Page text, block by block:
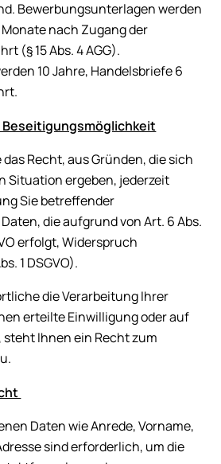
Bewerbungsunterlagen werden
nach Zugang der
(§ 15 Abs. 4 AGG).
10 Jahre, Handelsbriefe 6
Recht, aus Gründen, die sich
Situation ergeben, jederzeit
Sie betreffender
die aufgrund von Art. 6 Abs.
erfolgt, Widerspruch
1 DSGVO).
die Verarbeitung Ihrer
erteilte Einwilligung oder auf
Ihnen ein Recht zum
Daten wie Anrede, Vorname,
sind erforderlich, um die